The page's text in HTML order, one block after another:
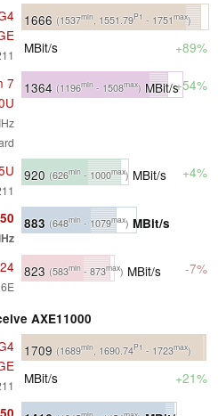
1666 (1537min, 1551.79P1 - 1751max)
MBit/s
+89%
7
1364 (1196min - 1508max) MBit/s+54%
920 (626min - 1000max) MBit/s +4%
883 (648min - 1079max) MBit/s
823 (583min - 873max) MBit/s -7%
AXE11000
1709 (1689min, 1690.74P1 - 1723max)
MBit/s +21%